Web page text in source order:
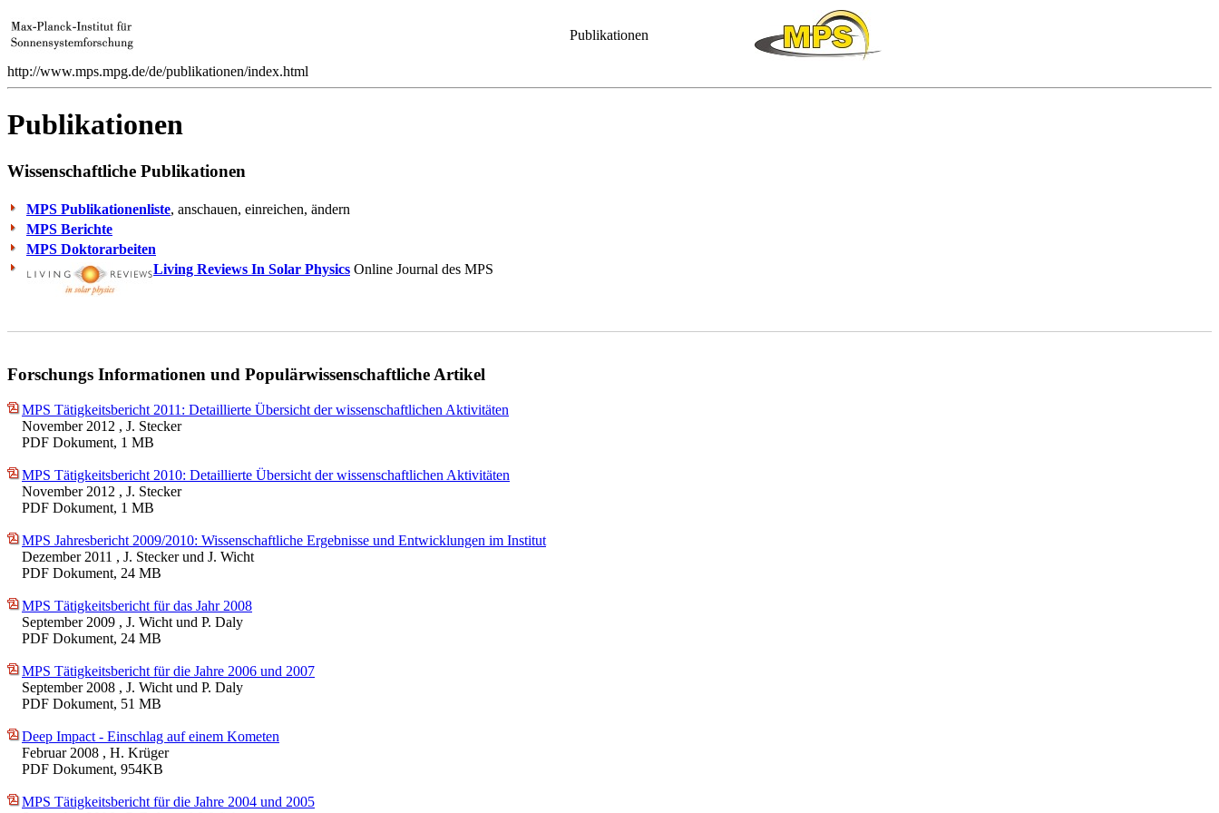
Publikationen
http://www.mps.mpg.de/de/publikationen/index.html
Publikationen
Wissenschaftliche Publikationen
MPS Publikationenliste, anschauen, einreichen, ändern
MPS Berichte
MPS Doktorarbeiten
Living Reviews In Solar Physics Online Journal des MPS
Forschungs Informationen und Populärwissenschaftliche Artikel
MPS Tätigkeitsbericht 2011: Detaillierte Übersicht der wissenschaftlichen Aktivitäten
November 2012 , J. Stecker
PDF Dokument, 1 MB
MPS Tätigkeitsbericht 2010: Detaillierte Übersicht der wissenschaftlichen Aktivitäten
November 2012 , J. Stecker
PDF Dokument, 1 MB
MPS Jahresbericht 2009/2010: Wissenschaftliche Ergebnisse und Entwicklungen im Institut
Dezember 2011 , J. Stecker und J. Wicht
PDF Dokument, 24 MB
MPS Tätigkeitsbericht für das Jahr 2008
September 2009 , J. Wicht und P. Daly
PDF Dokument, 24 MB
MPS Tätigkeitsbericht für die Jahre 2006 und 2007
September 2008 , J. Wicht und P. Daly
PDF Dokument, 51 MB
Deep Impact - Einschlag auf einem Kometen
Februar 2008 , H. Krüger
PDF Dokument, 954KB
MPS Tätigkeitsbericht für die Jahre 2004 und 2005